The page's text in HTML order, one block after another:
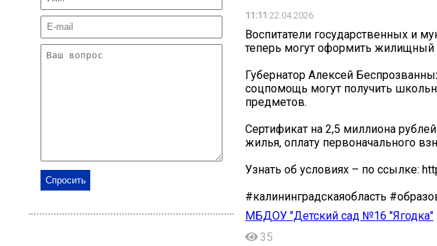
11:11 22.04.2026
Воспитатели государственных и
теперь могут оформить жилищный
Губернатор Алексей
соцпомощь могут получить
предметов.
Сертификат на 2,5 миллиона
жилья, оплату первоначального
Узнать об условиях – по ссылке:
#калининградскаяобласть
МБДОУ "Детский сад №16 "Ягодка"
35